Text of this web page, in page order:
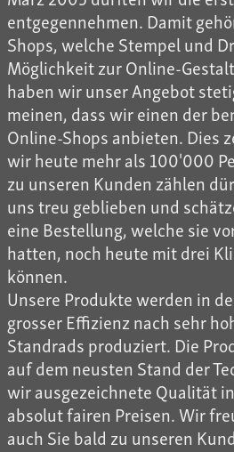
entgegennehmen. Damit
Shops, welche Stempel und
Möglichkeit zur Online-
haben wir unser Angebot
meinen, dass wir einen der
Online-Shops anbieten. Dies
wir heute mehr als 100'000
zu unseren Kunden zählen
uns treu geblieben und
eine Bestellung, welche sie
hatten, noch heute mit drei
können.
Unsere Produkte werden in
grosser Effizienz nach sehr
Standrads produziert. Die
auf dem neusten Stand der
wir ausgezeichnete Qualität
absolut fairen Preisen. Wir
auch Sie bald zu unseren